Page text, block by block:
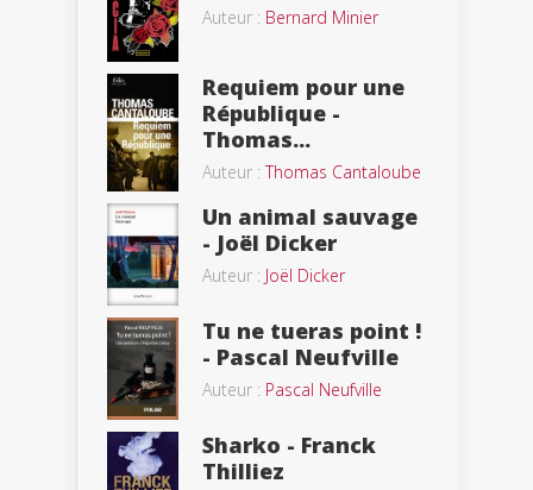
Auteur : Bernard Minier
Requiem pour une
République -
Thomas...
Auteur :Thomas Cantaloube
Un animal sauvage
- Joël Dicker
Auteur : Joël Dicker
Tu ne tueras point !
- Pascal Neufville
Auteur : Pascal Neufville
Sharko - Franck
Thilliez